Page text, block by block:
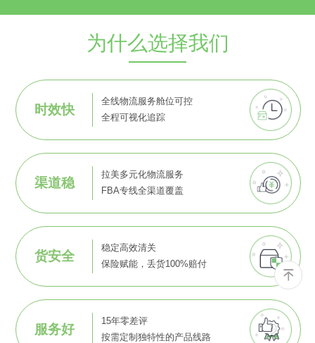
为什么选择我们
时效快
全线物流服务舱位可控
全程可视化追踪
渠道稳
拉美多元化物流服务
FBA专线全渠道覆盖
货安全
稳定高效清关
保险赋能，丢货100%赔付
服务好
15年零差评
按需定制独特性的产品线路